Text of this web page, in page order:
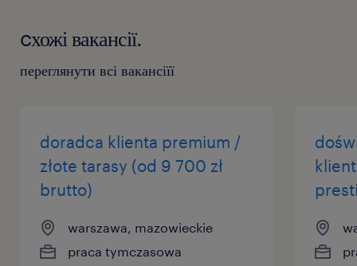
cхожі вакансії.
переглянути всі вакансіїї
doradca klienta premium /
złote tarasy (od 9 700 zł
brutto)
warszawa, mazowieckie
praca tymczasowa